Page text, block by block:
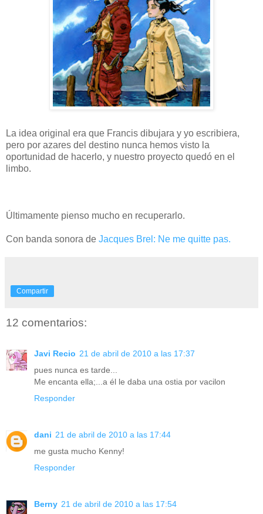
La idea original era que Francis dibujara y yo escribiera,
pero por azares del destino nunca hemos visto la
oportunidad de hacerlo, y nuestro proyecto quedó en el
limbo.
Últimamente pienso mucho en recuperarlo.
Con banda sonora de Jacques Brel: Ne me quitte pas.
Compartir
12 comentarios:
Javi Recio 21 de abril de 2010 a las 17:37
pues nunca es tarde...
Me encanta ella;...a él le daba una ostia por vacilon
Responder
dani 21 de abril de 2010 a las 17:44
me gusta mucho Kenny!
Responder
Berny 21 de abril de 2010 a las 17:54